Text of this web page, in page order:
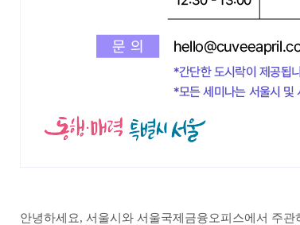
안녕하세요, 서울시와 서울국제금융오피스에서 주관